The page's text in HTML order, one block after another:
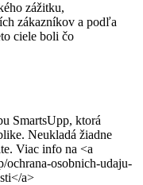
zážitku,
zákazníkov a podľa
ciele boli čo
SmartsUpp, ktorá
Neukladá žiadne
Viac info na <a
ochrana-osobnich-udaju-
a>